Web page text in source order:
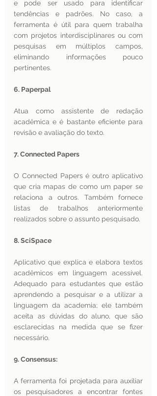
e pode ser usado para identificar
tendências e padrões. No caso, a
ferramenta é útil para quem trabalha
com projetos interdisciplinares ou com
pesquisas em múltiplos campos,
eliminando informações pouco
pertinentes.
6. Paperpal
Atua como assistente de redação
acadêmica e é bastante eficiente para
revisão e avaliação do texto.
7. Connected Papers
O Connected Papers é outro aplicativo
que cria mapas de como um paper se
relaciona a outros. Também fornece
listas de trabalhos anteriormente
8. SciSpace
Aplicativo que explica e elabora textos
acadêmicos em linguagem acessível.
Adequado para estudantes que estão
aprendendo a pesquisar e a utilizar a
linguagem da academia; ele também
aceita as dúvidas do aluno, que são
esclarecidas na medida que se fizer
necessário.
9. Consensus:
A ferramenta foi projetada para auxiliar
os pesquisadores a encontrar fontes